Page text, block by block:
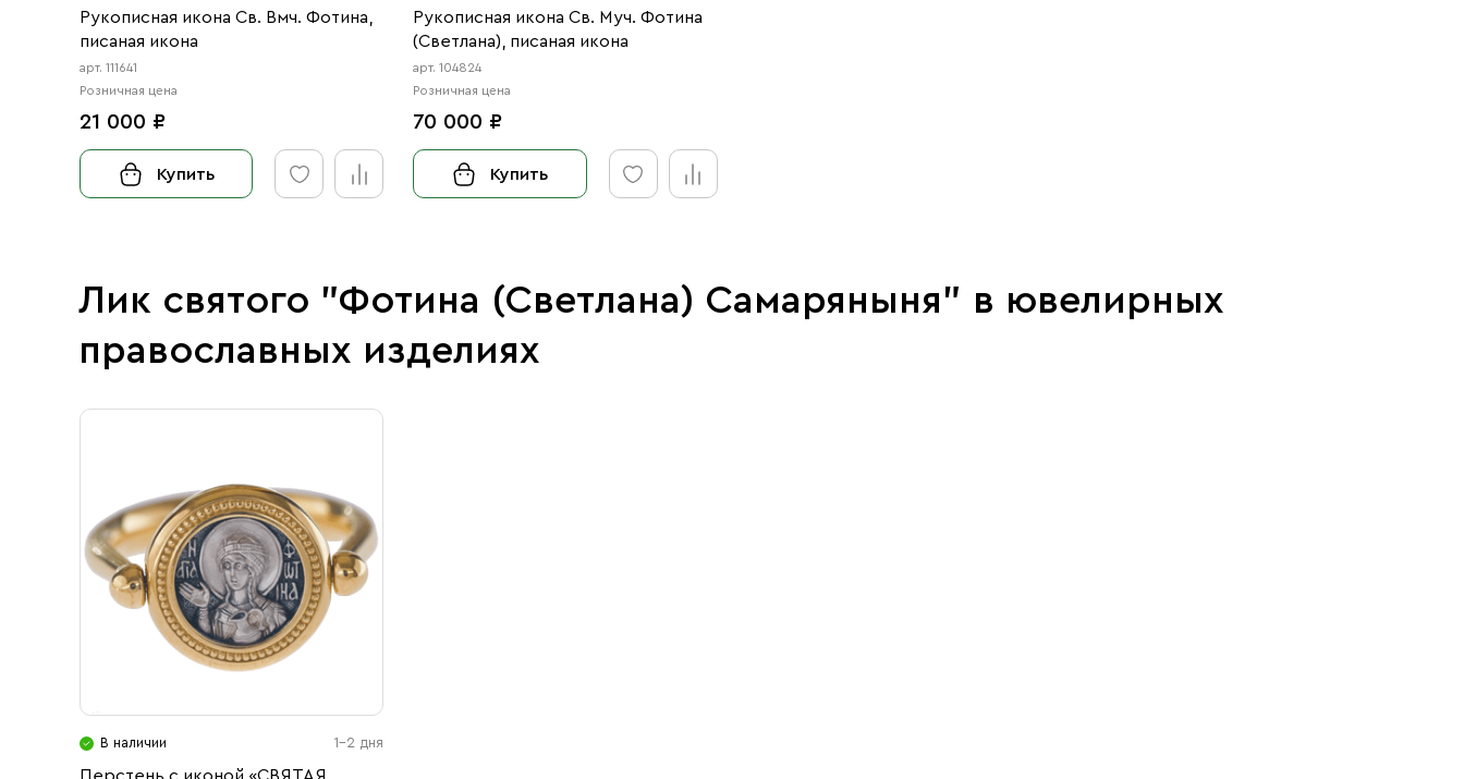
Рукописная икона Св. Вмч. Фотина,
писаная икона
арт. 111641
Розничная цена
21 000 ₽
Купить
Рукописная икона Св. Муч. Фотина
(Светлана), писаная икона
арт. 104824
Розничная цена
70 000 ₽
Купить
Лик святого "Фотина (Светлана) Самаряныня" в ювелирных
православных изделиях
В наличии 1-2 дня